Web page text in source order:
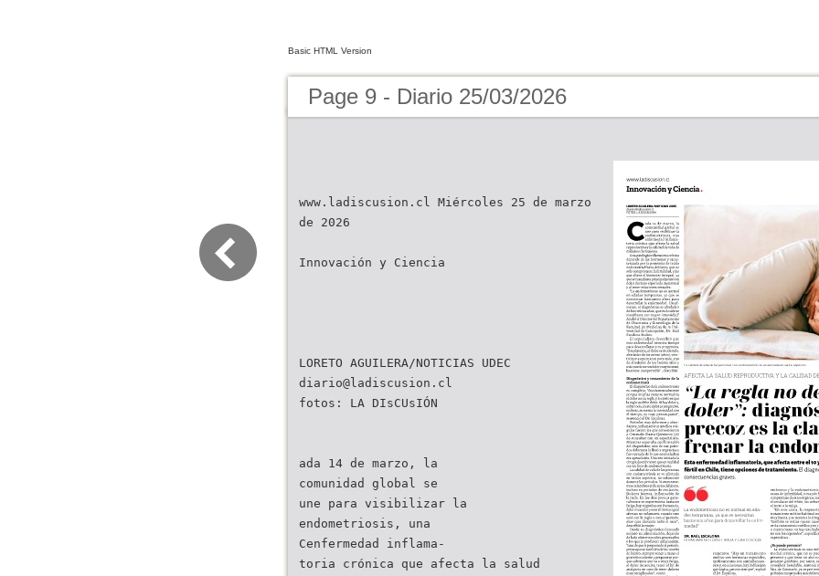
Basic HTML Version
Page 9 - Diario 25/03/2026
www.ladiscusion.cl Miércoles 25 de marzo
de 2026
Innovación y Ciencia
diario@ladiscusion.cl
fotos: LA DIsCUsIÓN
ada 14 de marzo, la
comunidad global se
une para visibilizar la
endometriosis, una
Cenfermedad inflama-
toria crónica que afecta la salud